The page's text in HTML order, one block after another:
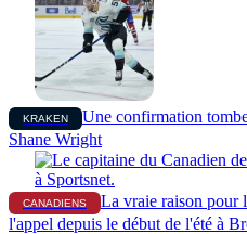
KRAKEN
Une confirmation
Shane Wright
CANADIENS
La vraie raison pour
l'appel depuis le début de l'été à